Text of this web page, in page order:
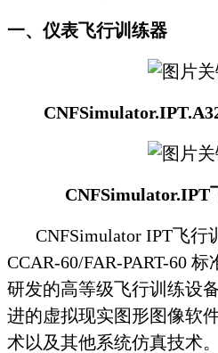
一、仪表飞行训练器
CNFSimulator.IPT.
CNFSimulator.IPT
CNFSimulator IPT飞
CCAR-60/FAR-PART-60
研发的高等级飞行训练设
进的虚拟现实图形图像软
术以及其他系统仿真技术。